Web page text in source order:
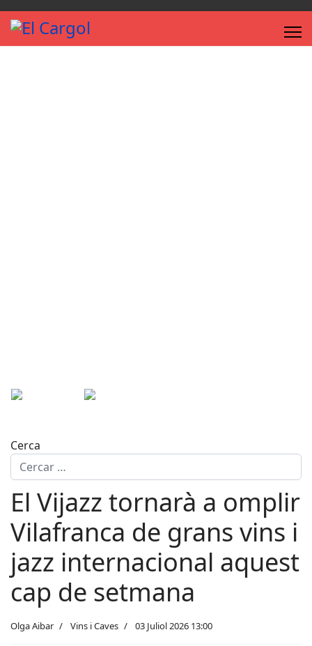
Cerca
El Vijazz tornarà a omplir
Vilafranca de grans vins i
jazz internacional aquest
cap de setmana
Olga Aibar Vins i Caves 03 Juliol 2026 13:00